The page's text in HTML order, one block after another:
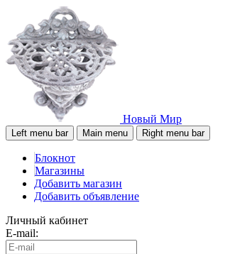
Новый Мир
Left menu bar Main menu Right menu bar
Блокнот
Магазины
Добавить магазин
Добавить объявление
Личный кабинет
E-mail: